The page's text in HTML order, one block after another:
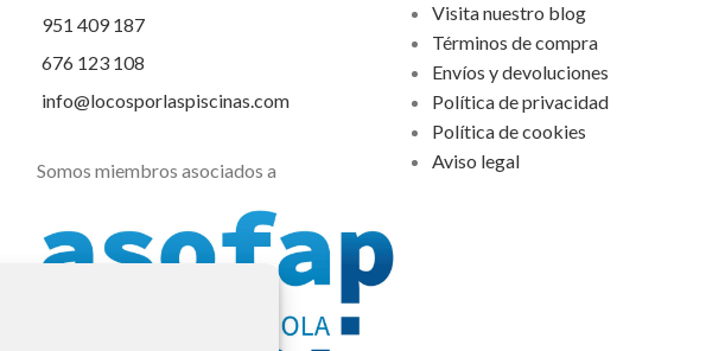
951 409 187
676 123 108
info@locosporlaspiscinas.com
Somos miembros asociados a
Visita nuestro blog
Términos de compra
Envíos y devoluciones
Política de privacidad
Política de cookies
Aviso legal